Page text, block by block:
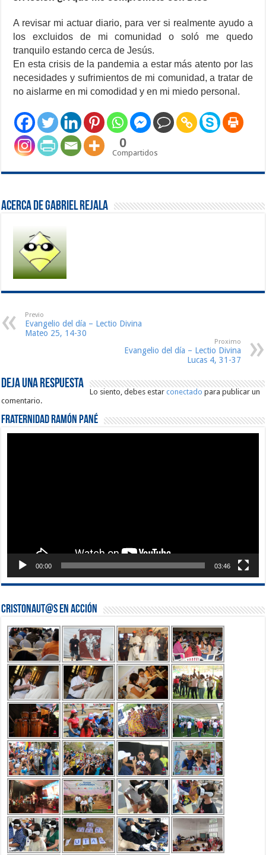
A revisar mi actuar diario, para ver si realmente ayudo a
los excluidos de mi comunidad o soló me quedo
tranquilo estando cerca de Jesús.
En esta crisis de la pandemia a estar más atento por las
necesidades y sufrimientos de mi comunidad, a tratar de
no aislarme en mi comodidad y en mi miedo personal.
0
Compartidos
Acerca de Gabriel Rejala
Previo
Evangelio del día – Lectio Divina
Mateo 25, 14-30
Proximo
Evangelio del día – Lectio Divina
Lucas 4, 31-37
Deja una respuesta
Lo siento, debes estarconectado para publicar un
comentario.
Fraternidad Ramón Pané
00:00 03:46
Cristonaut@s en Acción